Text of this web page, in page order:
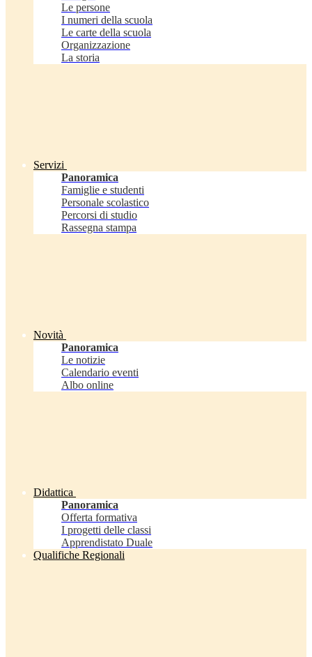
Le persone
I numeri della scuola
Le carte della scuola
Organizzazione
La storia
Servizi
Panoramica
Famiglie e studenti
Personale scolastico
Percorsi di studio
Rassegna stampa
Novità
Panoramica
Le notizie
Calendario eventi
Albo online
Didattica
Panoramica
Offerta formativa
I progetti delle classi
Apprendistato Duale
Qualifiche Regionali